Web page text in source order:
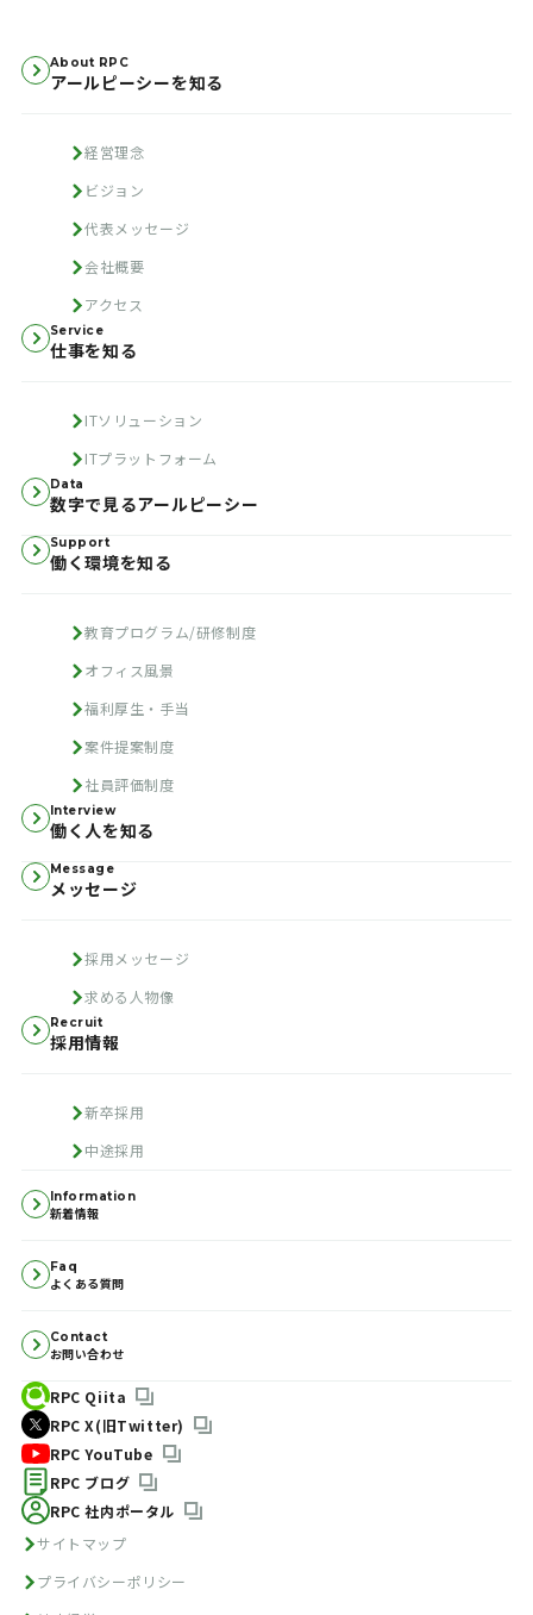
About RPC
アールピーシーを知る
経営理念
ビジョン
代表メッセージ
会社概要
アクセス
Service
仕事を知る
ITソリューション
ITプラットフォーム
Data
数字で見るアールピーシー
Support
働く環境を知る
教育プログラム/研修制度
オフィス風景
福利厚生・手当
案件提案制度
社員評価制度
Interview
働く人を知る
Message
メッセージ
採用メッセージ
求める人物像
Recruit
採用情報
新卒採用
中途採用
Information
新着情報
Faq
よくある質問
Contact
お問い合わせ
RPC Qiita
RPC X(旧Twitter)
RPC YouTube
RPC ブログ
RPC 社内ポータル
サイトマップ
プライバシーポリシー